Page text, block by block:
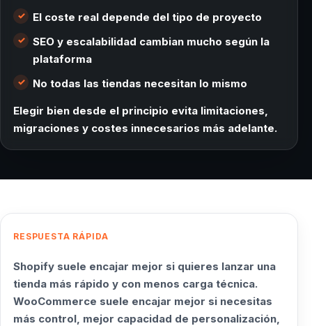
El coste real depende del tipo de proyecto
SEO y escalabilidad cambian mucho según la
plataforma
No todas las tiendas necesitan lo mismo
Elegir bien desde el principio evita limitaciones,
migraciones y costes innecesarios más adelante.
RESPUESTA RÁPIDA
Shopify suele encajar mejor si quieres lanzar una
tienda más rápido y con menos carga técnica.
WooCommerce suele encajar mejor si necesitas
más control, mejor capacidad de personalización,